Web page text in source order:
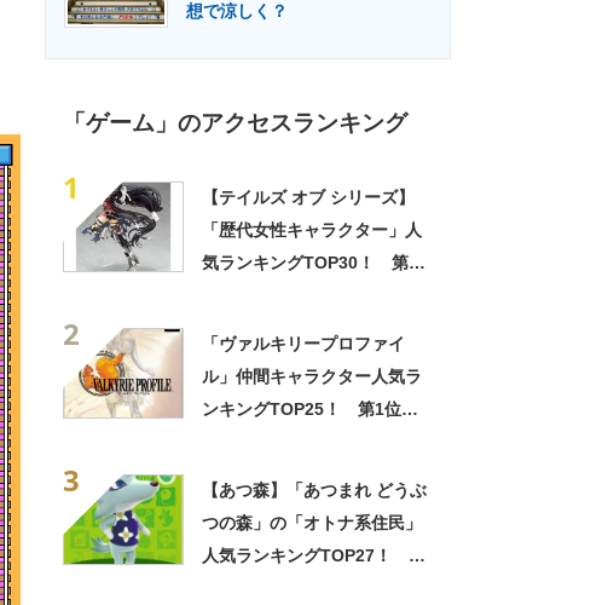
想で涼しく？
「ゲーム」のアクセスランキング
1
【テイルズ オブ シリーズ】
「歴代女性キャラクター」人
気ランキングTOP30！ 第1
2
「ヴァルキリープロファイ
ル」仲間キャラクター人気ラ
ンキングTOP25！ 第1位は
3
【あつ森】「あつまれ どうぶ
つの森」の「オトナ系住民」
人気ランキングTOP27！ 1